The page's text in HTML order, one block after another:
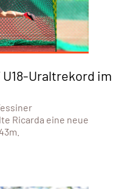
U18-Uraltrekord im
Ricarda eine neue